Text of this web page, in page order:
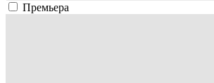
Премьера